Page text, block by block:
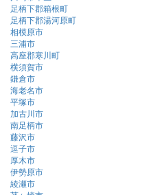
足柄下郡箱根町
足柄下郡湯河原町
相模原市
三浦市
高座郡寒川町
横須賀市
鎌倉市
海老名市
平塚市
加古川市
南足柄市
藤沢市
逗子市
厚木市
伊勢原市
綾瀬市